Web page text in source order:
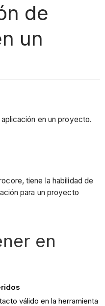
de
un
en un proyecto.
tiene la habilidad de
para un proyecto
en
válido en la herramienta